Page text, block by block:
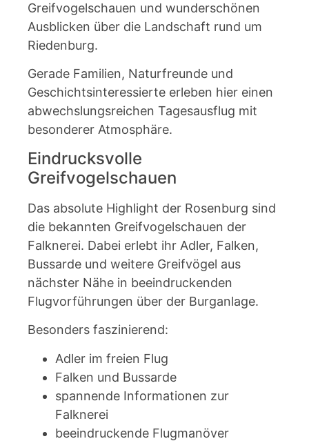
Greifvogelschauen und wunderschönen
Ausblicken über die Landschaft rund um
Riedenburg.
Gerade Familien, Naturfreunde und
Geschichtsinteressierte erleben hier einen
abwechslungsreichen Tagesausflug mit
besonderer Atmosphäre.
Eindrucksvolle
Greifvogelschauen
Das absolute Highlight der Rosenburg sind
die bekannten Greifvogelschauen der
Falknerei. Dabei erlebt ihr Adler, Falken,
Bussarde und weitere Greifvögel aus
nächster Nähe in beeindruckenden
Flugvorführungen über der Burganlage.
Besonders faszinierend:
Adler im freien Flug
Falken und Bussarde
spannende Informationen zur
Falknerei
beeindruckende Flugmanöver